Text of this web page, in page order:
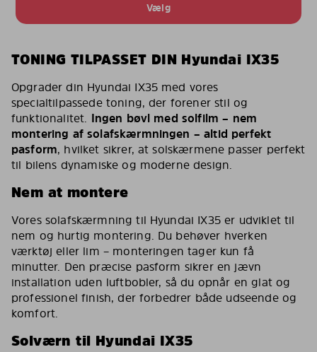
Vælg
TONING TILPASSET DIN Hyundai IX35
Opgrader din Hyundai IX35 med vores
specialtilpassede toning, der forener stil og
funktionalitet. Ingen bøvl med solfilm – nem
montering af solafskærmningen – altid perfekt
pasform, hvilket sikrer, at solskærmene passer perfekt
til bilens dynamiske og moderne design.
Nem at montere
Vores solafskærmning til Hyundai IX35 er udviklet til
nem og hurtig montering. Du behøver hverken
værktøj eller lim – monteringen tager kun få
minutter. Den præcise pasform sikrer en jævn
installation uden luftbobler, så du opnår en glat og
professionel finish, der forbedrer både udseende og
komfort.
Solværn til Hyundai IX35